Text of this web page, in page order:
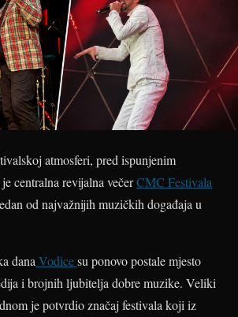
atmosferi, pred ispunjenim
centralna revijalna večerCMC Festivala
od najvažnijih muzičkih događaja u
dana Vodicesu ponovo postale mjesto
i brojnih ljubitelja dobre muzike. Veliki
je potvrdio značaj festivala koji iz